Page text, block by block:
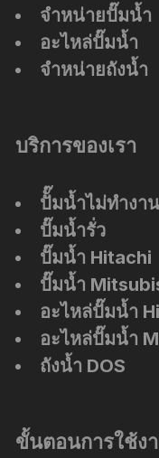
จำหน่ายปั๊มน้ำ
อะไหล่ปั๊มน้ำ
จำหน่ายถังน้ำ
บริการของเรา
ปัั๊มน้ำไม่ทำงาน
ปั๊มน้ำรั่ว
ปั๊มน้ำ Hitachi
ปั๊มน้ำ
อะไหล่ปั๊มน้ำ
อะไหล่ปั๊มน้ำ
ถังน้ำ DOS
ขั้นตอนการใช้ง